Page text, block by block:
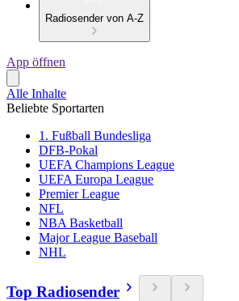
Radiosender von A-Z
App öffnen
Alle Inhalte
Beliebte Sportarten
1. Fußball Bundesliga
DFB-Pokal
UEFA Champions League
UEFA Europa League
Premier League
NFL
NBA Basketball
Major League Baseball
NHL
Top Radiosender